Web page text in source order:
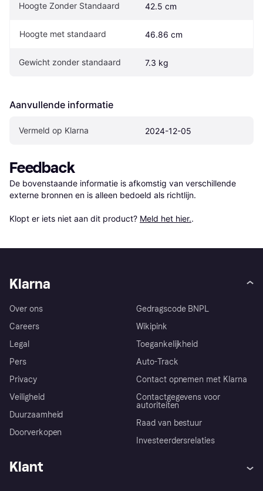
Hoogte Zonder Standaard 42.5 cm
Hoogte met standaard 46.86 cm
Gewicht zonder standaard 7.3 kg
Aanvullende informatie
Vermeld op Klarna 2024-12-05
Feedback
De bovenstaande informatie is afkomstig van verschillende
externe bronnen en is alleen bedoeld als richtlijn.
Klopt er iets niet aan dit product? Meld het hier..
Klarna
Over ons
Careers
Legal
Pers
Privacy
Veiligheid
Duurzaamheid
Doorverkopen
Gedragscode BNPL
Wikipink
Toegankelijkheid
Auto-Track
Contact opnemen met Klarna
Contactgegevens voor
autoriteiten
Raad van bestuur
Investeerdersrelaties
Klant